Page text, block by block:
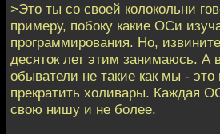
>Это ты со своей колокольни
примеру, побоку какие ОСи
программирования. Но,
десяток лет этим занимаюсь. А
обыватели не такие как мы -
прекратить холивары. Каждая
свою нишу и не более.